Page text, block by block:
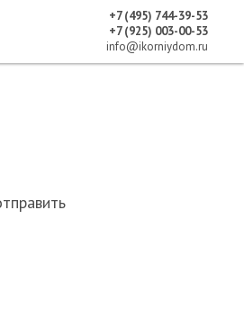
+7 (495) 744-39-53
+7 (925) 003-00-53
info@ikorniydom.ru